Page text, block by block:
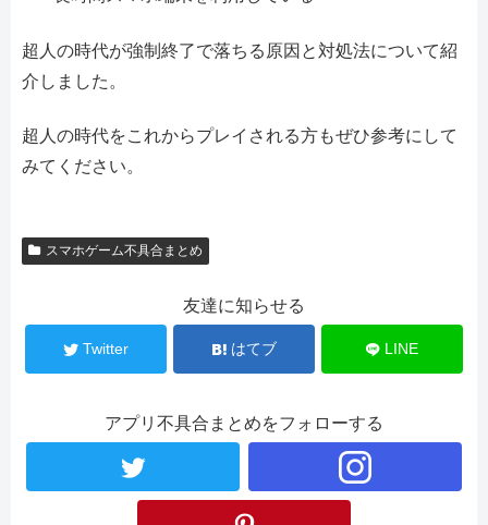
超人の時代が強制終了で落ちる原因と対処法について紹
介しました。
超人の時代をこれからプレイされる方もぜひ参考にして
みてください。
スマホゲーム不具合まとめ
友達に知らせる
Twitter はてブ LINE
アプリ不具合まとめをフォローする